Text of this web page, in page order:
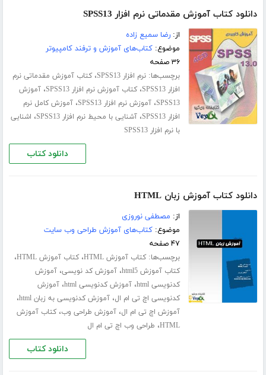
دانلود کتاب آموزش مقدماتی نرم افزار SPSS13
از:رضا سمیع زاده
موضوع:کتاب‌های آموزش و ترفند کامپیوتر
۳۶ صفحه
برچسب‌ها:نرم افزار SPSS13 ،کتاب آموزش مقدماتی نرم
افزار SPSS13
،کتاب آموزش نرم افزار SPSS13 ،آموزش
SPSS13،آموزش نرم افزار SPSS13 ،آموزش کامل نرم
افزار SPSS13
،آشنایی با محیط نرم افزار SPSS13 ، اشنایی
با نرم افزار SPSS13
دانلود کتاب
دانلود کتاب آموزش زبان HTML
از: مصطفی نوروزی
موضوع:کتاب‌های آموزش طراحی وب سایت
۴۷ صفحه
برچسب‌ها:کتاب آموزش HTML ،کتاب آموزش HTML ،
کتاب آموزش html5 ،آموزش کد نویسی،آموزش
کدنویسی html
،آموزش کدنویسی html ،آموزش
کدنویسی اچ تی ام ال،آموزش کدنویسی به زبان html ،
آموزش اچ تی ام ال،آموزش طراحی وب،کتاب آموزش
HTML، طراحی وب اچ تی ام ال
دانلود کتاب